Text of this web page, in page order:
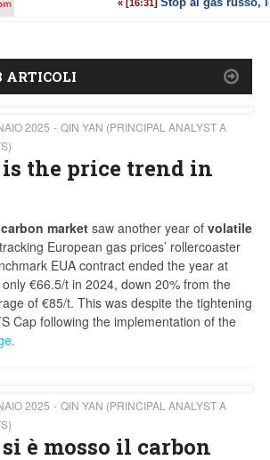
ARTICOLI
2025
QIN YAN (PRINCIPAL ANALYST A
is the price trend in
marketsaw another year of volatile
European gas prices’ rollercoaster
EUA contract ended the year at
€66.5/t in 2024, down 20% from the
of €85/t. This was despite the tightening
Cap following the implementation of the
2025
QIN YAN (PRINCIPAL ANALYST A
si è mosso il carbon